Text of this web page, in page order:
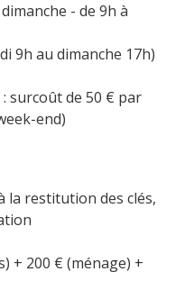
- de 9h à
9h au dimanche 17h)
surcoût de 50 € par
end)
la restitution des clés,
+ 200 € (ménage) +